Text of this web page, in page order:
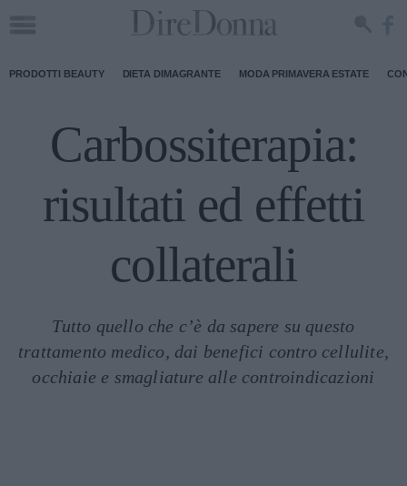
PRODOTTI BEAUTY DIETA DIMAGRANTE MODA PRIMAVERA ESTATE
Carbossiterapia:
risultati ed effetti
collaterali
Tutto quello che c’è da sapere su questo
trattamento medico, dai benefici contro cellulite,
occhiaie e smagliature alle controindicazioni